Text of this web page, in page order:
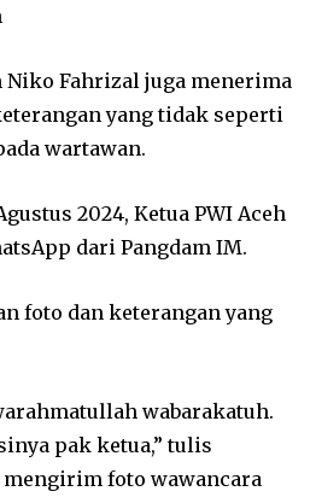
Niko Fahrizal juga menerima
yang tidak seperti
wartawan.
2024, Ketua PWI Aceh
dari Pangdam IM.
foto dan keterangan yang
wabarakatuh.
pak ketua,” tulis
mengirim foto wawancara